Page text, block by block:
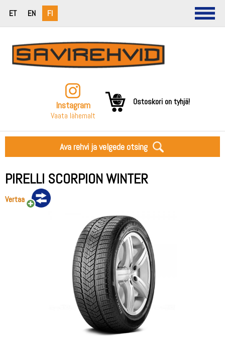
ET EN FI
Instagram
Vaata lähemalt
Ostoskori on tyhjä!
Ava rehvi ja velgede otsing
PIRELLI SCORPION WINTER
Vertaa